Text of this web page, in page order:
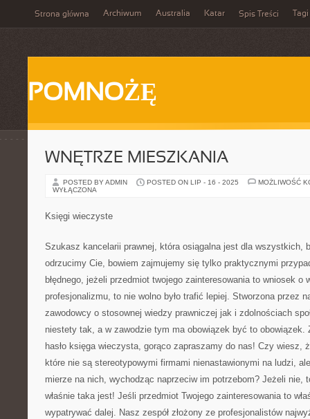
Strona główna Archiwum Australia Katar Spis Treści Tagi
POMNOŻĘ
WNĘTRZE MIESZKANIA
POSTED BY ADMIN POSTED ON LIP - 16 - 2025
MOŻLIWOŚĆ
WYŁĄCZONA
Księgi wieczyste
Szukasz kancelarii prawnej, która osiągalna jest dla wszystkich,
odrzucimy Cie, bowiem zajmujemy się tylko praktycznymi
błędnego, jeżeli przedmiot twojego zainteresowania to wniosek o
profesjonalizmu, to nie wolno było trafić lepiej. Stworzona przez
zawodowcy o stosownej wiedzy prawniczej jak i zdolnościach
niestety tak, a w zawodzie tym ma obowiązek być to obowiązek.
hasło księga wieczysta, gorąco zapraszamy do nas! Czy wiesz,
które nie są stereotypowymi firmami nienastawionymi na ludzi,
mierze na nich, wychodząc naprzeciw im potrzebom? Jeżeli nie,
właśnie taka jest! Jeśli przedmiot Twojego zainteresowania to
wypatrywać dalej. Nasz zespół złożony ze profesjonalistów